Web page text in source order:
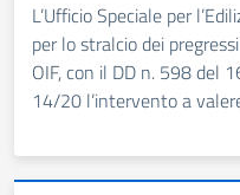
L’Ufficio Speciale per
per lo stralcio dei
OIF, con il DD n. 598 del
14/20 l’intervento a